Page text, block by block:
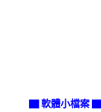
▇ 軟體小檔案 ▇